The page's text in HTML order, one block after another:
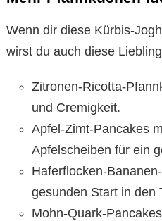
Wenn dir diese Kürbis-
wirst du auch diese
Zitronen-Ricotta-
und Cremigkeit.
Apfel-Zimt-Pancakes
Apfelscheiben für ein
Haferflocken-
gesunden Start in den
Mohn-Quark-